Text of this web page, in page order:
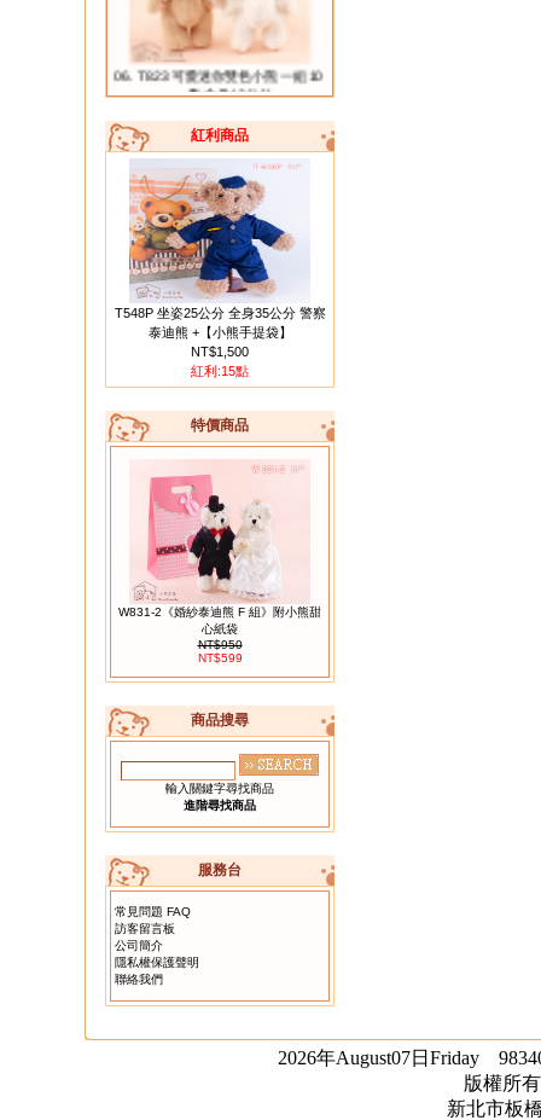
06. T823 可愛迷你雙色小熊 一組10
隻 全身13公分
T835 迷你三色小熊 每組30隻
T134 藍色客家花布小熊 10隻一
組
09. T815G 13公分 雙色迷你畢業熊
10. W267 超迷你婚禮小熊一對
紅利商品
T548P 坐姿25公分 全身35公分 警察
泰迪熊 +【小熊手提袋】
NT$1,500
紅利:15點
特價商品
W831-2《婚紗泰迪熊 F 組》附小熊甜
心紙袋
NT$950
NT$599
商品搜尋
輸入關鍵字尋找商品
進階尋找商品
服務台
常見問題 FAQ
訪客留言板
公司簡介
隱私權保護聲明
聯絡我們
2026年August07日Friday
版權所
新北市板